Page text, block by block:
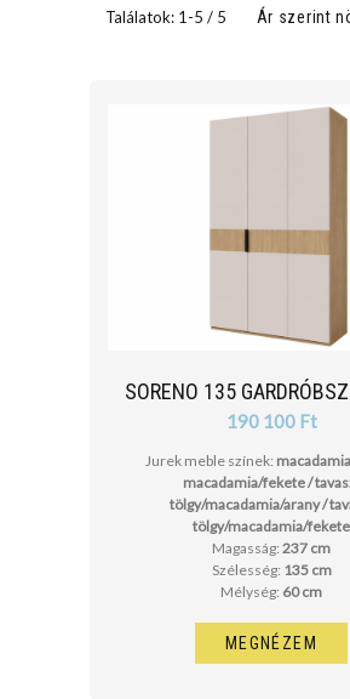
Találatok: 1-5 / 5 Ár szerint
SORENO 135
190 100 Ft
Jurek meble színek:
macadamia/fekete /
tölgy/macadamia/arany /
tölgy/macadamia/fekete
Magasság: 237 cm
Szélesség: 135 cm
Mélység: 60 cm
MEGNÉZEM